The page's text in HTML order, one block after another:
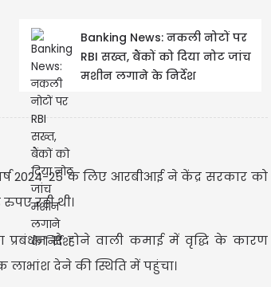
Banking News: नकली नोटों पर
RBI सख्त, बैंकों को दिया नोट जांच
मशीन लगाने के निर्देश
2024-25 के लिए आरबीआई ने केंद्र सरकार को
रही थी।
प्रबंधन से होने वाली कमाई में वृद्धि के कारण
देने की स्थिति में पहुंचा।
Updated